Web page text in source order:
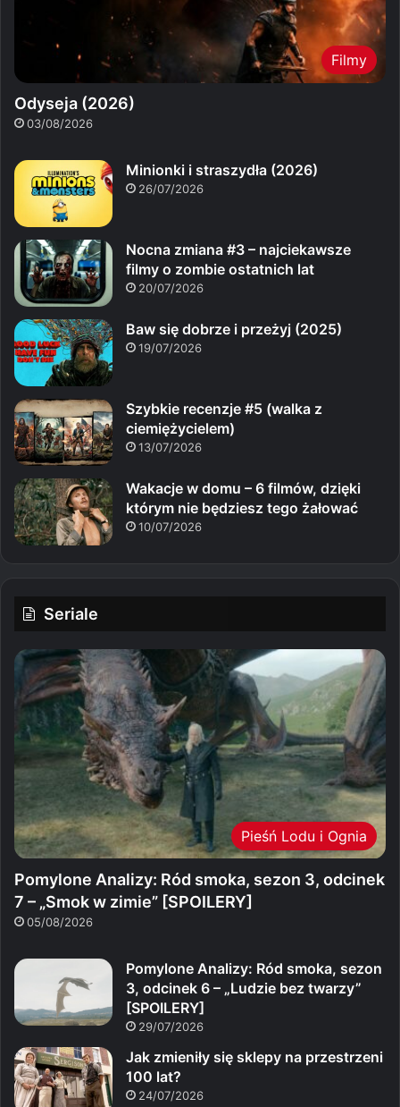
Filmy
Odyseja (2026)
03/08/2026
Minionki i straszydła (2026)
26/07/2026
Nocna zmiana #3 – najciekawsze
filmy o zombie ostatnich lat
20/07/2026
Baw się dobrze i przeżyj (2025)
19/07/2026
Szybkie recenzje #5 (walka z
ciemiężycielem)
13/07/2026
Wakacje w domu – 6 filmów, dzięki
którym nie będziesz tego żałować
10/07/2026
Seriale
Pieśń Lodu i Ognia
Pomylone Analizy: Ród smoka, sezon 3, odcinek
7 – „Smok w zimie” [SPOILERY]
05/08/2026
Pomylone Analizy: Ród smoka, sezon
3, odcinek 6 – „Ludzie bez twarzy”
[SPOILERY]
29/07/2026
Jak zmieniły się sklepy na przestrzeni
100 lat?
24/07/2026